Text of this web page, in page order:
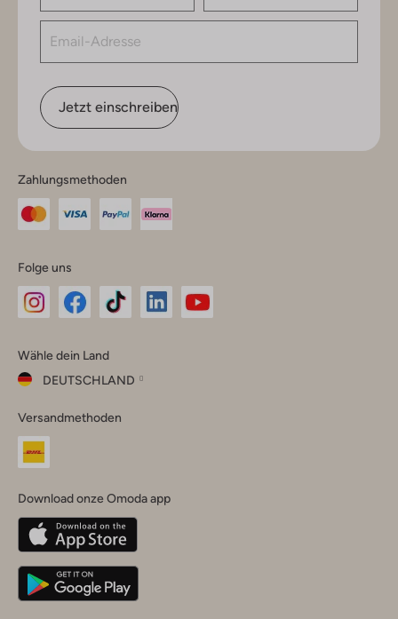
Jetzt einschreiben
Zahlungsmethoden
Folge uns
Instagram
Facebook
TikTok
Wähle dein Land
DEUTSCHLAND
dein
Land
Belgique(Français)
Deutschland
Versandmethoden
Download onze Omoda app